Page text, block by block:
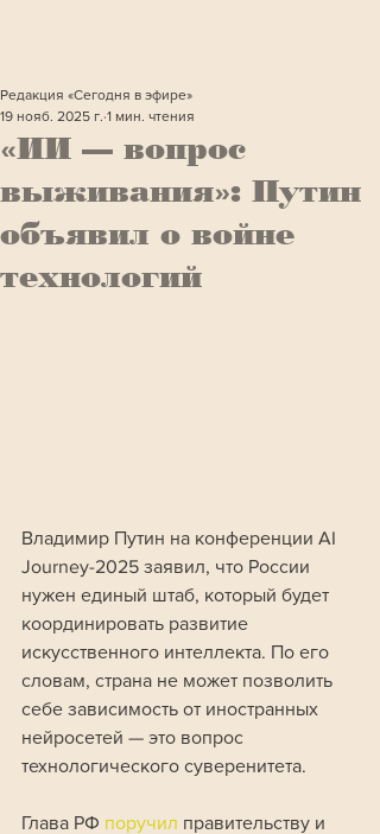
«ИИ — вопрос
выживания»: Путин
объявил о войне
технологий
Редакция «Сегодня в эфире»
19 нояб. 2025 г. 1 мин. чтения
Владимир Путин на конференции AI
Journey-2025 заявил, что России
нужен единый штаб, который будет
координировать развитие
искусственного интеллекта. По его
словам, страна не может позволить
себе зависимость от иностранных
нейросетей — это вопрос
технологического суверенитета.
Глава РФ поручил правительству и